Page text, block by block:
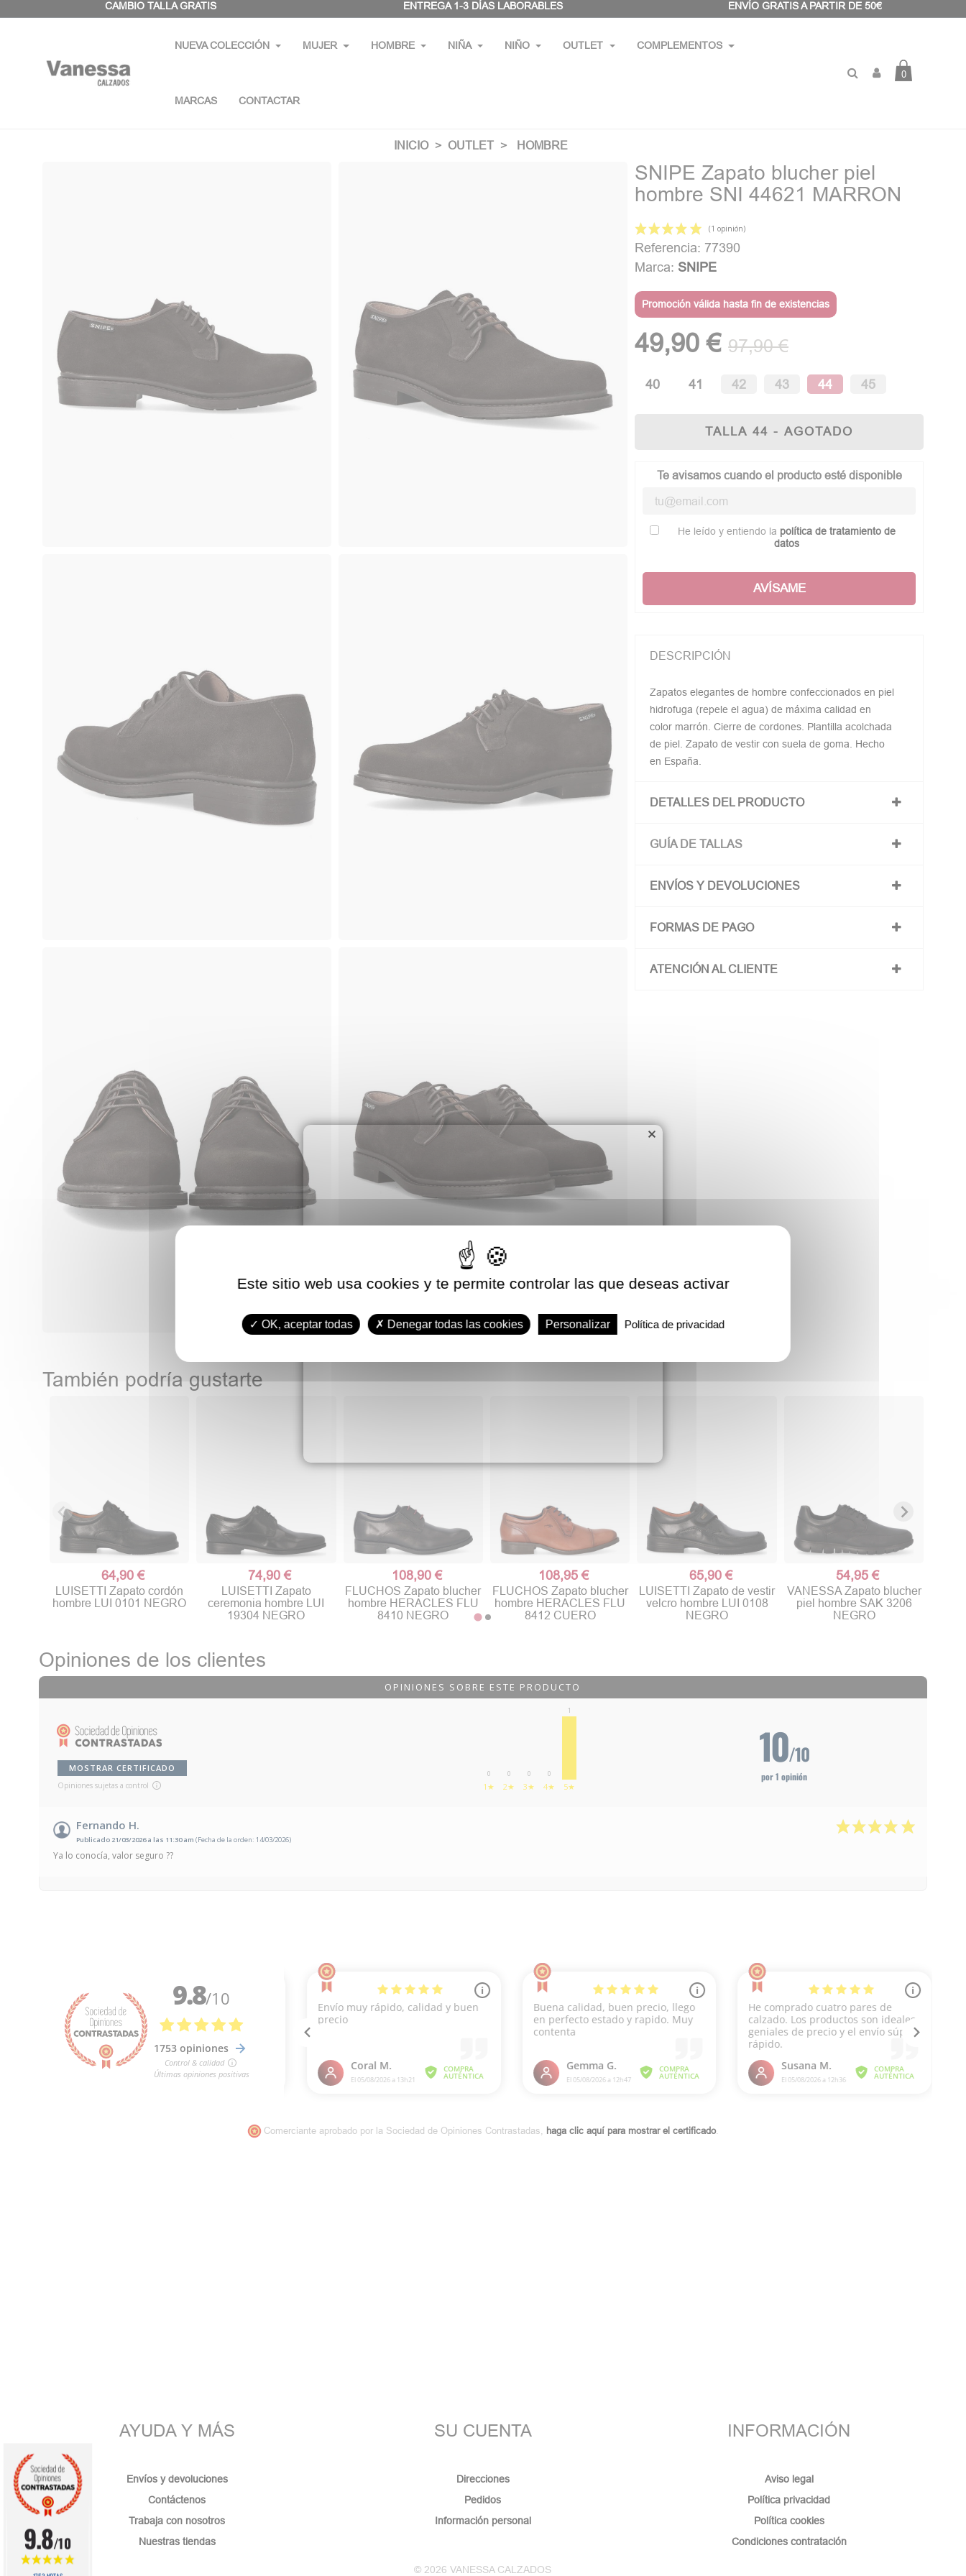
CAMBIO TALLA GRATIS ENTREGA 1-3 DÍAS LABORABLES ENVÍO GRATIS A PARTIR DE 50€
NUEVA COLECCIÓN MUJER HOMBRE NIÑA NIÑO OUTLET COMPLEMENTOS
MARCAS CONTACTAR
0
INICIO OUTLET HOMBRE
SNIPE Zapato blucher piel
hombre SNI 44621 MARRON
Referencia: 77390
Marca: SNIPE
Promoción válida hasta fin de existencias
49,90 € 97,90 €
40 41 42 43 44 45
TALLA 44 - AGOTADO
Te avisamos cuando el producto esté disponible
He leído y entiendo la política de tratamiento de
datos
AVÍSAME
DESCRIPCIÓN
Zapatos elegantes de hombre confeccionados en piel
hidrofuga (repele el agua) de máxima calidad en
color marrón. Cierre de cordones. Plantilla acolchada
de piel. Zapato de vestir con suela de goma. Hecho
en España.
DETALLES DEL PRODUCTO
GUÍA DE TALLAS
ENVÍOS Y DEVOLUCIONES
FORMAS DE PAGO
ATENCIÓN AL CLIENTE
También podría gustarte
64,90 €
LUISETTI Zapato cordón
hombre LUI 0101 NEGRO
74,90 €
LUISETTI Zapato
ceremonia hombre LUI
19304 NEGRO
108,90 €
FLUCHOS Zapato blucher
hombre HERACLES FLU
8410 NEGRO
108,95 €
FLUCHOS Zapato blucher
hombre HERACLES FLU
8412 CUERO
65,90 €
LUISETTI Zapato de vestir
velcro hombre LUI 0108
NEGRO
54,95 €
VANESSA Zapato blucher
piel hombre SAK 3206
NEGRO
Opiniones de los clientes
OPINIONES SOBRE ESTE PRODUCTO
MOSTRAR CERTIFICADO
Opiniones sujetas a control
0
1★
0
2★
0
3★
0
4★
1
5★
10/10
por 1 opinión
Fernando H.
Publicado 21/03/2026 a las 11:30 am (Fecha de la orden: 14/03/2026)
Ya lo conocía, valor seguro ??
Comerciante aprobado por la Sociedad de Opiniones Contrastadas, haga clic aquí para mostrar el certificado.
AYUDA Y MÁS
Envíos y devoluciones
Contáctenos
Trabaja con nosotros
Nuestras tiendas
SU CUENTA
Direcciones
Pedidos
Información personal
INFORMACIÓN
Aviso legal
Política privacidad
Política cookies
Condiciones contratación
© 2026 VANESSA CALZADOS
×
9.8/10
Panel de gestión de cookies
Este sitio web usa cookies y te permite controlar las que deseas activar
OK, aceptar todas Denegar todas las cookies Personalizar Política de privacidad